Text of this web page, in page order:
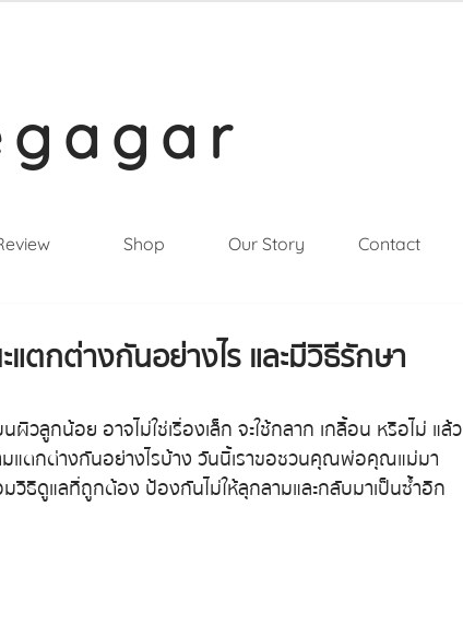
Shop Our Story Contact
ตกต่างกันอย่างไร และมีวิธีรักษา
ลูกน้อย อาจไม่ใช่เรื่องเล็ก จะใช้กลาก เกลื้อน หรือไม่ แล้ว
แตกต่างกันอย่างไรบ้าง วันนี้เราขอชวนคุณพ่อคุณแม่มา
วิธีดูแลที่ถูกต้อง ป้องกันไม่ให้ลุกลามและกลับมาเป็นซ้ำอีก